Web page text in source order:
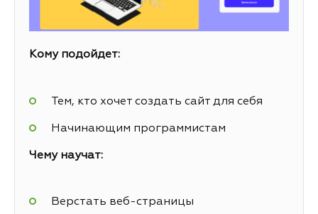
Кому подойдет:
Тем, кто хочет создать сайт для себя
Начинающим программистам
Чему научат:
Верстать веб-страницы